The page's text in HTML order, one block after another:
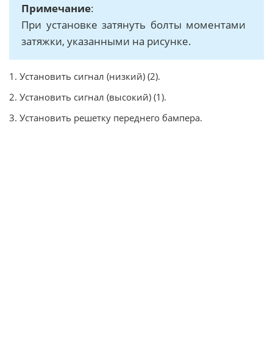
Примечание:
При установке затянуть болты моментами
затяжки, указанными на рисунке.
1. Установить сигнал (низкий) (2).
2. Установить сигнал (высокий) (1).
3. Установить решетку переднего бампера.